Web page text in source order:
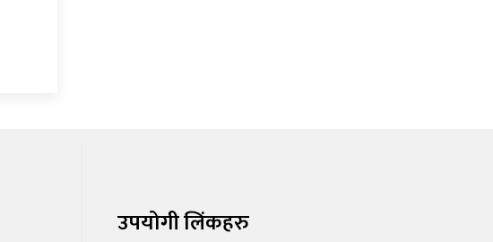
उपयोगी लिंकहरु